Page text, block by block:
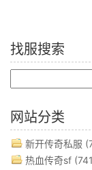
找服搜索
网站分类
新开传奇私服
热血传奇sf